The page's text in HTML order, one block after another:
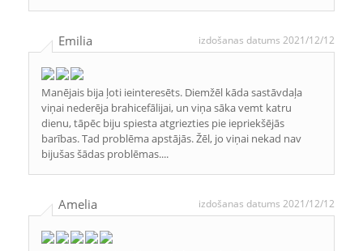
Emilia izdošanas datums 2021/12/12
Manējais bija ļoti ieinteresēts. Diemžēl kāda sastāvdaļa
viņai nederēja brahicefālijai, un viņa sāka vemt katru
dienu, tāpēc biju spiesta atgriezties pie iepriekšējās
barības. Tad problēma apstājās. Žēl, jo viņai nekad nav
bijušas šādas problēmas....
Amelia izdošanas datums 2021/12/12